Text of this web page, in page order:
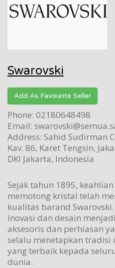
Swarovski
Add As Favourite Seller
Phone: 02180648498
Email:
Address: Sahid Sudirman
Kav. 86, Karet Tengsin,
DKI Jakarta, Indonesia
Sejak tahun 1895,
memotong kristal telah
kualitas barand
inovasi dan desain
aksesoris dan perhiasan
selalu menetapkan tradisi
yang terbaik kepada
dunia.